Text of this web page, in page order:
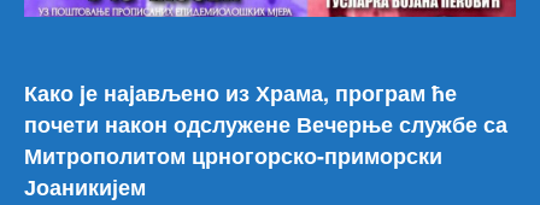
Како jе наjављено из Храма, програм ће
почети након одслужене Вечерње службе са
Митрополитом црногорско-приморски
Јоаникијем